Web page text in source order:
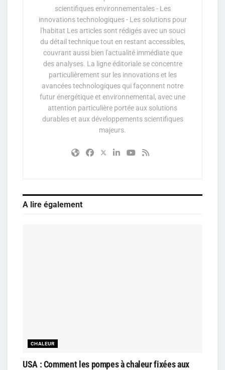
scientifiques environnementales - Les
innovations technologiques - Les solutions pour
l'habitat Les articles sont rédigés avec un souci
du détail technique tout en restant accessibles,
couvrant aussi bien l'actualité immédiate que
des analyses. La ligne éditoriale se concentre
particulièrement sur les innovations et les
avancées technologiques qui façonnent notre
futur énergétique et environnemental, avec une
attention particulière portée aux solutions
durables et aux développements scientifiques
majeurs.
A lire également
CHALEUR
USA : Comment les pompes à chaleur fixées aux